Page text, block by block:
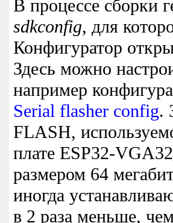
В процессе сборки
sdkconfig, для
Конфигуратор
Здесь можно
например
Serial flasher config.
FLASH,
плате ESP32-
размером 64
иногда
в 2 раза меньше,